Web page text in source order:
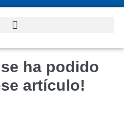
se ha podido
artículo!